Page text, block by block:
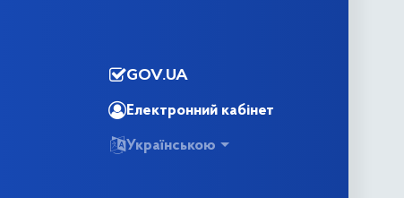
GOV.UA
Електронний кабінет
Українською